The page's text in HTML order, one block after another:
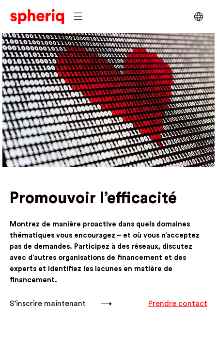
Promouvoir l’efficacité
Montrez de manière proactive dans quels domaines
thématiques vous encouragez – et où vous n’acceptez
pas de demandes. Participez à des réseaux, discutez
avec d’autres organisations de financement et des
experts et identifiez les lacunes en matière de
financement.
S’inscrire maintenant Prendre contact